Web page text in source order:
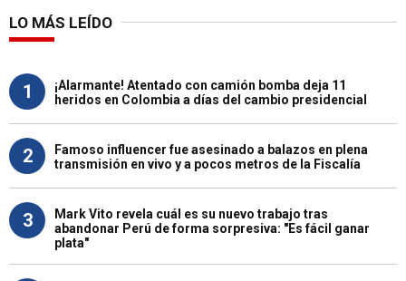
LO MÁS LEÍDO
1
¡Alarmante! Atentado con camión bomba deja 11
heridos en Colombia a días del cambio presidencial
2
Famoso influencer fue asesinado a balazos en plena
transmisión en vivo y a pocos metros de la Fiscalía
3
Mark Vito revela cuál es su nuevo trabajo tras
abandonar Perú de forma sorpresiva: "Es fácil ganar
plata"